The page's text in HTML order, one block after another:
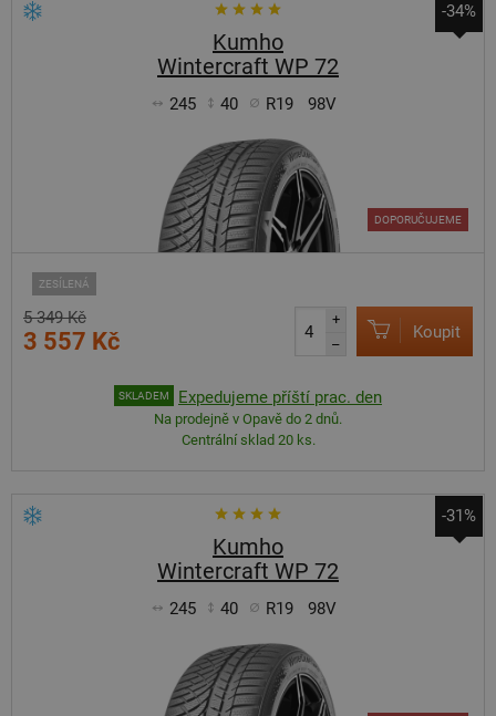
-34%
Kumho
Wintercraft WP 72
245 40 R19 98V
ZESÍLENÁ
DOPORUČUJEME
5 349 Kč
3 557 Kč
+
–
Koupit
SKLADEM Expedujeme příští prac. den
Na prodejně v Opavě do 2 dnů.
Centrální sklad 20 ks.
-31%
Kumho
Wintercraft WP 72
245 40 R19 98V